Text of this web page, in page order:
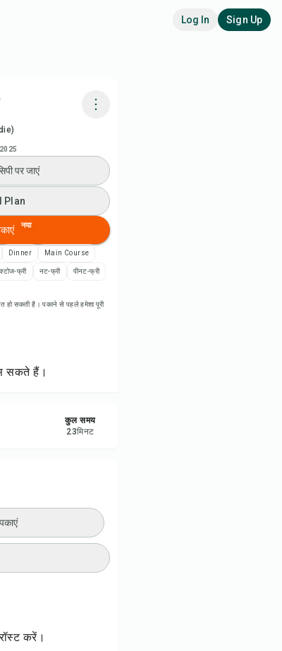
Log In Sign Up
Plan
List
पर जाएं
Plan
नया
Dinner Main Course
फ्री नट-फ्री पीनट-फ्री
हो सकती है। पकाने से पहले हमेशा पूरी
सकते हैं।
कुल समय
23मिनट
करें।